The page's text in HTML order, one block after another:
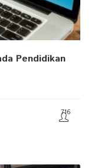
Pendidikan
716